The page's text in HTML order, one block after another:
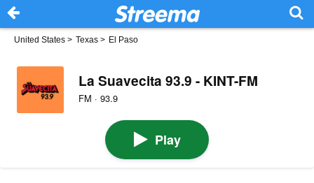
United States > Texas > El Paso
La Suavecita 93.9 - KINT-FM
FM · 93.9
Play